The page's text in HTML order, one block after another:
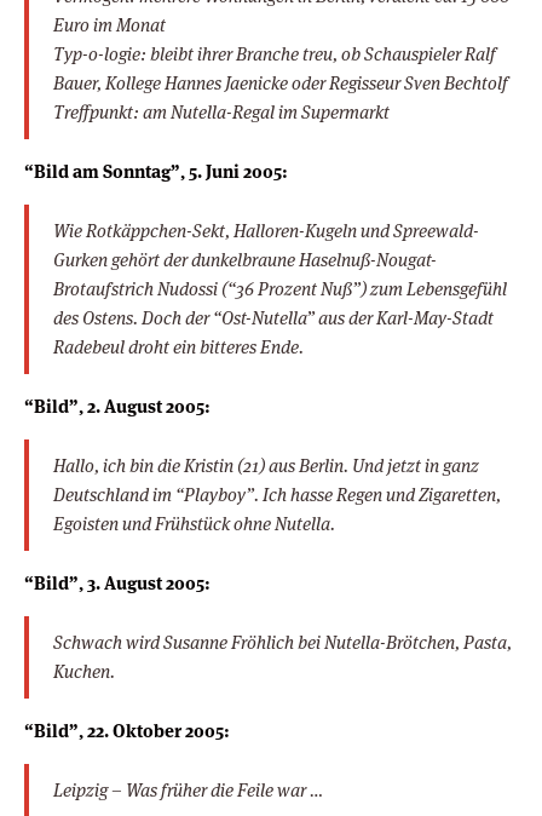
Euro im Monat
Typ-o-logie: bleibt ihrer Branche treu, ob Schauspieler Ralf
Bauer, Kollege Hannes Jaenicke oder Regisseur Sven Bechtolf
Treffpunkt: am Nutella-Regal im Supermarkt
“Bild am Sonntag”, 5. Juni 2005:
Wie Rotkäppchen-Sekt, Halloren-Kugeln und Spreewald-
Gurken gehört der dunkelbraune Haselnuß-Nougat-
Brotaufstrich Nudossi (“36 Prozent Nuß”) zum Lebensgefühl
des Ostens. Doch der “Ost-Nutella” aus der Karl-May-Stadt
Radebeul droht ein bitteres Ende.
“Bild”, 2. August 2005:
Hallo, ich bin die Kristin (21) aus Berlin. Und jetzt in ganz
Deutschland im “Playboy”. Ich hasse Regen und Zigaretten,
Egoisten und Frühstück ohne Nutella.
“Bild”, 3. August 2005:
Schwach wird Susanne Fröhlich bei Nutella-Brötchen, Pasta,
Kuchen.
“Bild”, 22. Oktober 2005:
Leipzig – Was früher die Feile war …